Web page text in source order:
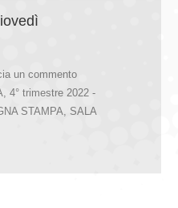
un commento
, 4° trimestre 2022 -
STAMPA, SALA